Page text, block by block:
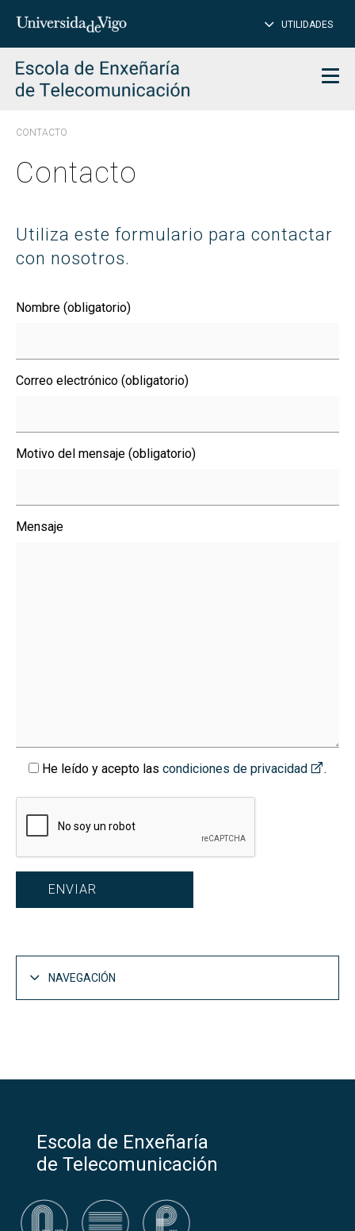
Insertar
para
buscar
UTILIDADES
CONTACTO
Contacto
Utiliza este formulario para contactar
con nosotros.
Nombre (obligatorio)
Correo electrónico (obligatorio)
Motivo del mensaje (obligatorio)
Mensaje
He leído y acepto las condiciones de privacidad .
NAVEGACIÓN
Escola de Enxeñaría
de Telecomunicación